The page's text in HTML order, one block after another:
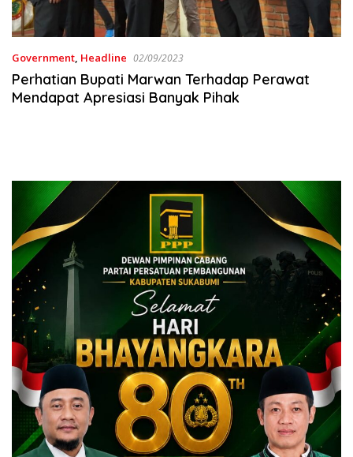
Government, Headline 02/09/2023
Perhatian Bupati Marwan Terhadap Perawat
Mendapat Apresiasi Banyak Pihak